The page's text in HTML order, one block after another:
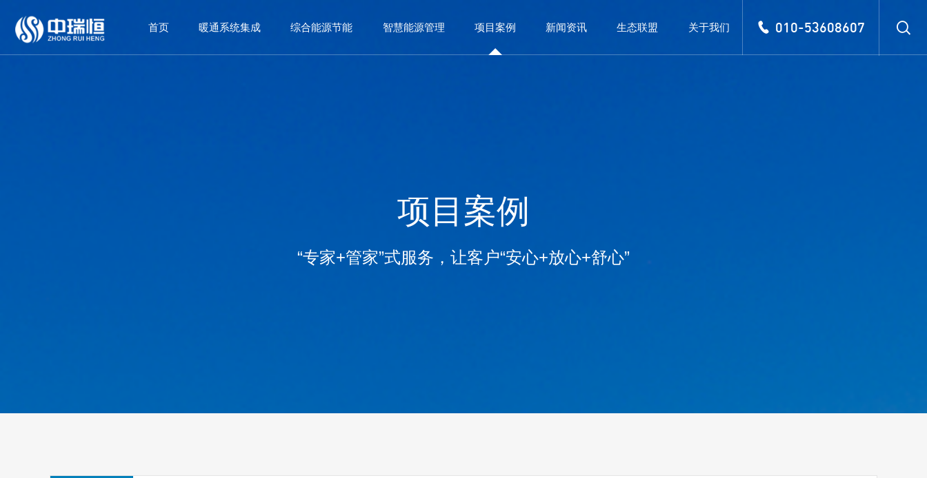
首页 暖通系统集成 综合能源节能 智慧能源管理 项目案例 新闻资讯 生态联盟 关于我们 010-53608607
项 目 案例
“专家+管家”式服务 ， 让客 户“安心+放心+舒心”